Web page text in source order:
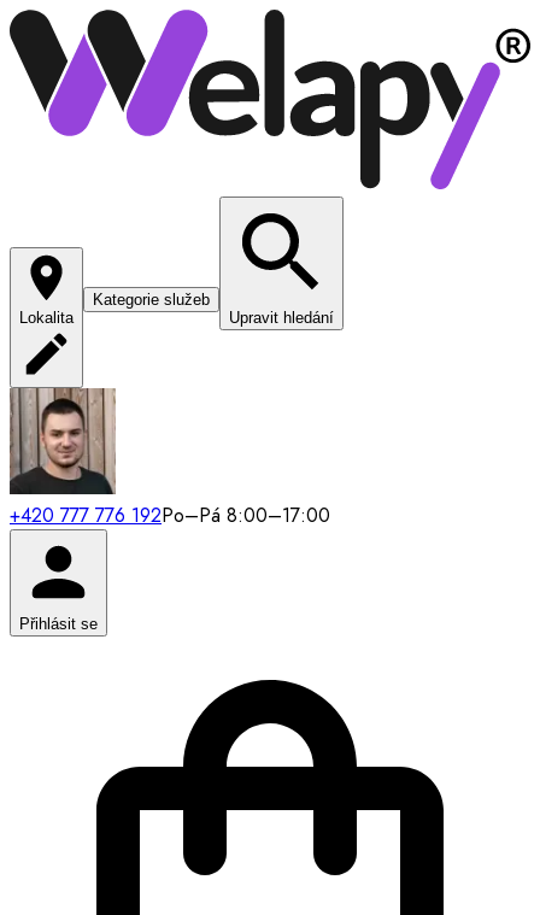
Lokalita
Kategorie služeb
Upravit hledání
+420 777 776 192Po–Pá 8:00–17:00
Přihlásit se